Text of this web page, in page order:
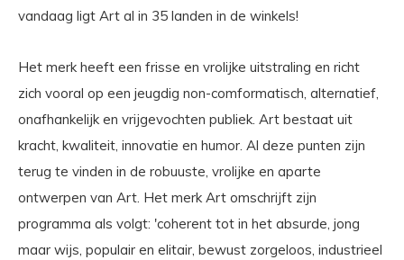
vandaag ligt Art al in 35 landen in de winkels!
Het merk heeft een frisse en vrolijke uitstraling en richt
zich vooral op een jeugdig non-comformatisch, alternatief,
onafhankelijk en vrijgevochten publiek. Art bestaat uit
kracht, kwaliteit, innovatie en humor. Al deze punten zijn
terug te vinden in de robuuste, vrolijke en aparte
ontwerpen van Art. Het merk Art omschrijft zijn
programma als volgt: 'coherent tot in het absurde, jong
maar wijs, populair en elitair, bewust zorgeloos, industrieel